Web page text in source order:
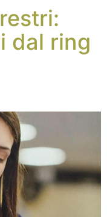
dal ring